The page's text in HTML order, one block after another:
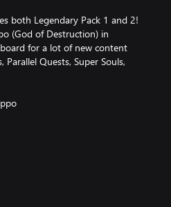
both Legendary Pack 1 and 2!
(God of Destruction) in
for a lot of new content
Quests, Super Souls,